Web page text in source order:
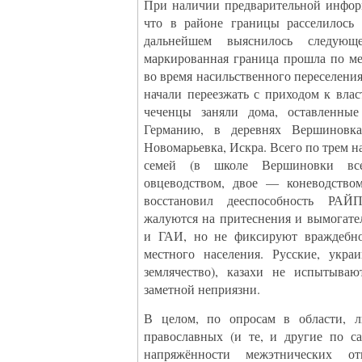
При наличии предварительной
что в районе границы
дальнейшем выяснилось
маркированная граница прошла по
во время насильственного
начали переезжать с приходом к
чеченцы заняли дома,
Германию, в деревнях
Новомарьевка, Искра. Всего по трем
семей (в школе Вершиновки
овцеводством, двое —
восстановил дееспособность
жалуются на притеснения и
и ГАИ, но не фиксируют
местного населения. Русские,
землячество), казахи не
заметной неприязни.
В целом, по опросам в области,
православных (и те, и другие по
напряжённости межэтнических